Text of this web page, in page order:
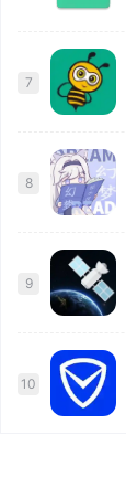
7
8
9
10